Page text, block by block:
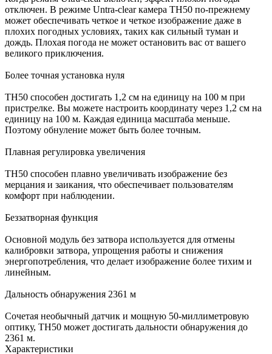
отключен. В режиме Untra-clear камера TH50 по-прежнему
может обеспечивать четкое и четкое изображение даже в
плохих погодных условиях, таких как сильный туман и
дождь. Плохая погода не может остановить вас от вашего
великого приключения.
Более точная установка нуля
TH50 способен достигать 1,2 см на единицу на 100 м при
пристрелке. Вы можете настроить координату через 1,2 см на
единицу на 100 м. Каждая единица масштаба меньше.
Поэтому обнуление может быть более точным.
Плавная регулировка увеличения
TH50 способен плавно увеличивать изображение без
мерцания и заикания, что обеспечивает пользователям
комфорт при наблюдении.
Беззатворная функция
Основной модуль без затвора используется для отмены
калибровки затвора, упрощения работы и снижения
энергопотребления, что делает изображение более тихим и
линейным.
Дальность обнаружения 2361 м
Сочетая необычный датчик и мощную 50-миллиметровую
оптику, TH50 может достигать дальности обнаружения до
2361 м.
Характеристики